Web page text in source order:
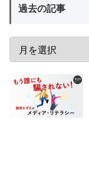
過去の記事